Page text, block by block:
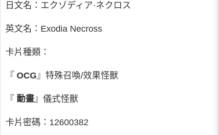
日文名：エクゾディア·ネクロス
英文名：Exodia Necross
卡片種類：
『 OCG 』特殊召喚/效果怪獸
『 動畫 』儀式怪獸
卡片密碼：12600382